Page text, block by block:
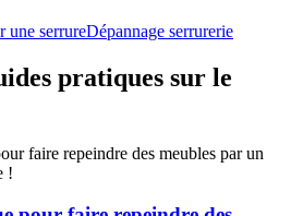
une serrureDépannage serrurerie
pratiques sur le